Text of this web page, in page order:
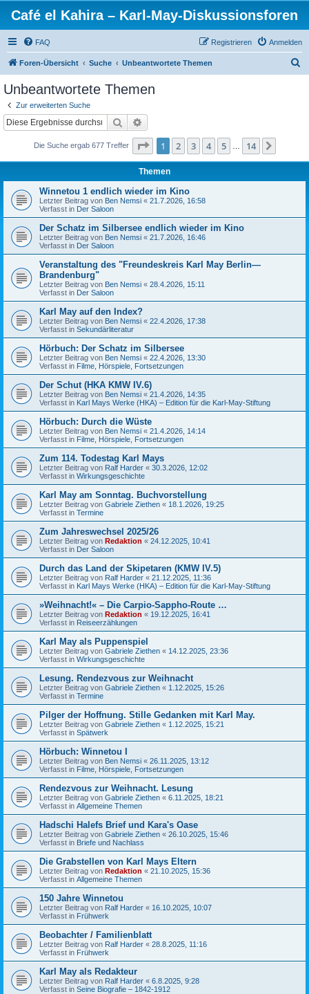
Café el Kahira – Karl-May-Diskussionsforen
FAQ Anmelden
Registrieren
Foren-Übersicht Suche Unbeantwortete Themen
Unbeantwortete Themen
Zur erweiterten Suche
Suche
Die Suche ergab 677 Treffer Seite 1von 14
1 2 3 4 5 14
Themen
Winnetou 1 endlich wieder im Kino
Letzter Beitrag von Ben Nemsi « 21.7.2026, 16:58
Verfasst in Der Saloon
Der Schatz im Silbersee endlich wieder im Kino
Letzter Beitrag von Ben Nemsi « 21.7.2026, 16:46
Verfasst in Der Saloon
Veranstaltung des "Freundeskreis Karl May Berlin—
Brandenburg"
Letzter Beitrag von Ben Nemsi « 28.4.2026, 15:11
Verfasst in Der Saloon
Karl May auf den Index?
Letzter Beitrag von Ben Nemsi « 22.4.2026, 17:38
Verfasst in Sekundärliteratur
Hörbuch: Der Schatz im Silbersee
Letzter Beitrag von Ben Nemsi « 22.4.2026, 13:30
Verfasst in Filme, Hörspiele, Fortsetzungen
Der Schut (HKA KMW IV.6)
Letzter Beitrag von Ben Nemsi « 21.4.2026, 14:35
Verfasst in Karl Mays Werke (HKA) – Edition für die Karl-May-Stiftung
Hörbuch: Durch die Wüste
Letzter Beitrag von Ben Nemsi « 21.4.2026, 14:14
Verfasst in Filme, Hörspiele, Fortsetzungen
Zum 114. Todestag Karl Mays
Letzter Beitrag von Ralf Harder « 30.3.2026, 12:02
Verfasst in Wirkungsgeschichte
Karl May am Sonntag. Buchvorstellung
Letzter Beitrag von Gabriele Ziethen « 18.1.2026, 19:25
Verfasst in Termine
Zum Jahreswechsel 2025/26
Letzter Beitrag von Redaktion « 24.12.2025, 10:41
Verfasst in Der Saloon
Durch das Land der Skipetaren (KMW IV.5)
Letzter Beitrag von Ralf Harder « 21.12.2025, 11:36
Verfasst in Karl Mays Werke (HKA) – Edition für die Karl-May-Stiftung
»Weihnacht!« – Die Carpio-Sappho-Route …
Letzter Beitrag von Redaktion « 19.12.2025, 16:41
Verfasst in Reiseerzählungen
Karl May als Puppenspiel
Letzter Beitrag von Gabriele Ziethen « 14.12.2025, 23:36
Verfasst in Wirkungsgeschichte
Lesung. Rendezvous zur Weihnacht
Letzter Beitrag von Gabriele Ziethen « 1.12.2025, 15:26
Verfasst in Termine
Pilger der Hoffnung. Stille Gedanken mit Karl May.
Letzter Beitrag von Gabriele Ziethen « 1.12.2025, 15:21
Verfasst in Spätwerk
Hörbuch: Winnetou I
Letzter Beitrag von Ben Nemsi « 26.11.2025, 13:12
Verfasst in Filme, Hörspiele, Fortsetzungen
Rendezvous zur Weihnacht. Lesung
Letzter Beitrag von Gabriele Ziethen « 6.11.2025, 18:21
Verfasst in Allgemeine Themen
Hadschi Halefs Brief und Kara's Oase
Letzter Beitrag von Gabriele Ziethen « 26.10.2025, 15:46
Verfasst in Briefe und Nachlass
Die Grabstellen von Karl Mays Eltern
Letzter Beitrag von Redaktion « 21.10.2025, 15:36
Verfasst in Allgemeine Themen
150 Jahre Winnetou
Letzter Beitrag von Ralf Harder « 16.10.2025, 10:07
Verfasst in Frühwerk
Beobachter / Familienblatt
Letzter Beitrag von Ralf Harder « 28.8.2025, 11:16
Verfasst in Frühwerk
Karl May als Redakteur
Letzter Beitrag von Ralf Harder « 6.8.2025, 9:28
Verfasst in Seine Biografie – 1842-1912